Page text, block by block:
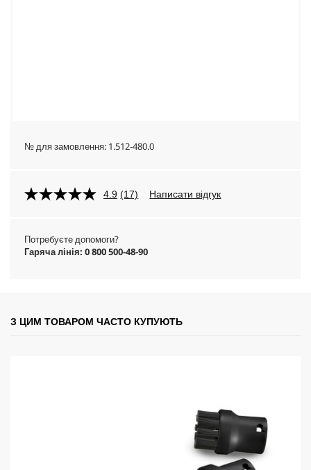
№ для замовлення: 1.512-480.0
4.9 (17) Написати відгук
Потребуєте допомоги?
Гаряча лінія: 0 800 500-48-90
З ЦИМ ТОВАРОМ ЧАСТО КУПУЮТЬ